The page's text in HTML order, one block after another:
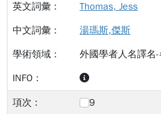
Thomas, Jess
湯瑪斯,傑斯
外國學者人名譯名
9